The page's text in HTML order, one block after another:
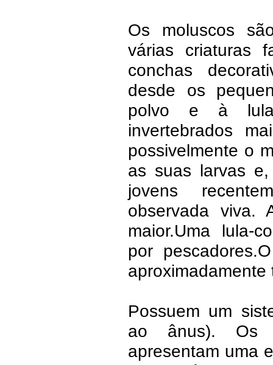
Os moluscos
várias criaturas
conchas
desde os
polvo e à lula
invertebrados
possivelmente o
as suas larvas
jovens
observada viva.
maior.Uma lula-
por
aproximadamente
Possuem um
ao ânus). Os
apresentam uma